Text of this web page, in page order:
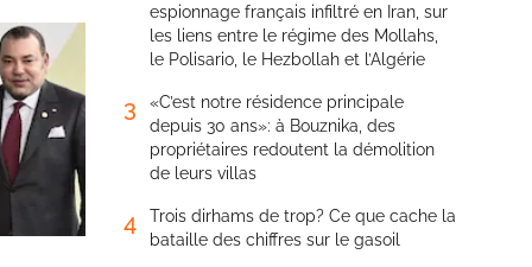
espionnage français infiltré en Iran, sur
les liens entre le régime des Mollahs,
le Polisario, le Hezbollah et l’Algérie
3
«C’est notre résidence principale
depuis 30 ans»: à Bouznika, des
propriétaires redoutent la démolition
de leurs villas
4
Trois dirhams de trop? Ce que cache la
bataille des chiffres sur le gasoil